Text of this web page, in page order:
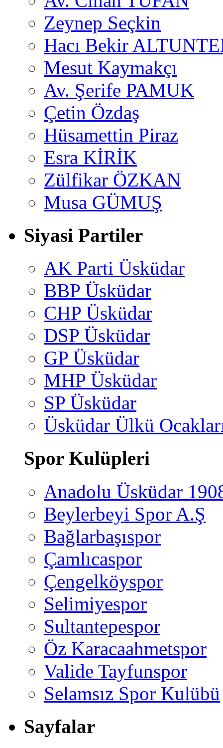
Zeynep Seçkin
Hacı Bekir
Mesut Kaymakçı
Av. Şerife PAMUK
Çetin Özdaş
Hüsamettin Piraz
Esra KİRİK
Zülfikar ÖZKAN
Musa GÜMUŞ
Siyasi Partiler
AK Parti Üsküdar
BBP Üsküdar
CHP Üsküdar
DSP Üsküdar
GP Üsküdar
MHP Üsküdar
SP Üsküdar
Üsküdar Ülkü
Spor Kulüpleri
Anadolu Üsküdar
Beylerbeyi Spor A.Ş
Bağlarbaşıspor
Çamlıcaspor
Çengelköyspor
Selimiyespor
Sultantepespor
Öz Karacaahmetspor
Valide Tayfunspor
Selamsız Spor Kulübü
Sayfalar